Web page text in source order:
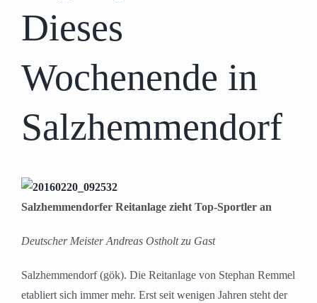
Dieses
Wochenende in
Salzhemmendorf
Salzhemmendorfer Reitanlage zieht Top-Sportler an
Deutscher Meister Andreas Ostholt zu Gast
Salzhemmendorf (gök). Die Reitanlage von Stephan Remmel
etabliert sich immer mehr. Erst seit wenigen Jahren steht der